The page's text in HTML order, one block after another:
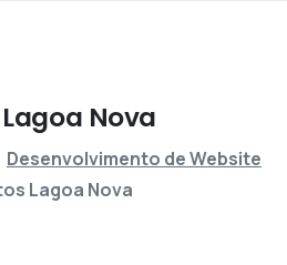
Lagoa Nova
Desenvolvimento de Website
Lagoa Nova